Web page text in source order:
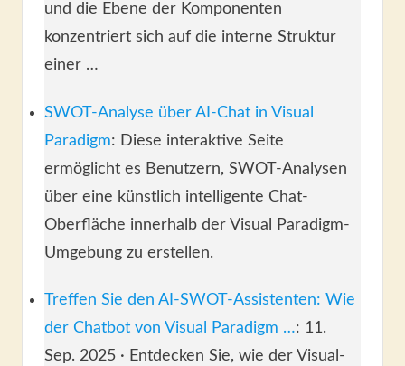
und die Ebene der Komponenten
konzentriert sich auf die interne Struktur
einer …
SWOT-Analyse über AI-Chat in Visual
Paradigm: Diese interaktive Seite
ermöglicht es Benutzern, SWOT-Analysen
über eine künstlich intelligente Chat-
Oberfläche innerhalb der Visual Paradigm-
Umgebung zu erstellen.
Treffen Sie den AI-SWOT-Assistenten: Wie
der Chatbot von Visual Paradigm …: 11.
Sep. 2025 · Entdecken Sie, wie der Visual-